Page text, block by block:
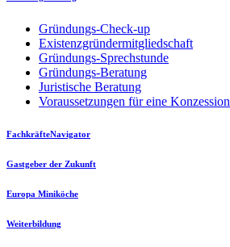
Gründungs-Check-up
Existenzgründermitgliedschaft
Gründungs-Sprechstunde
Gründungs-Beratung
Juristische Beratung
Voraussetzungen für eine Konzession
FachkräfteNavigator
Gastgeber der Zukunft
Europa Miniköche
Weiterbildung